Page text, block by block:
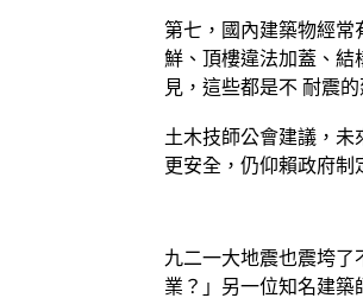
第七，國內建築物經常
鮮、頂樓違法加蓋、結
見，這些都是不 耐震的
土木技師公會建議，未
更安全，仍仰賴政府制
九二一大地震也震垮
業？」另一位知名建